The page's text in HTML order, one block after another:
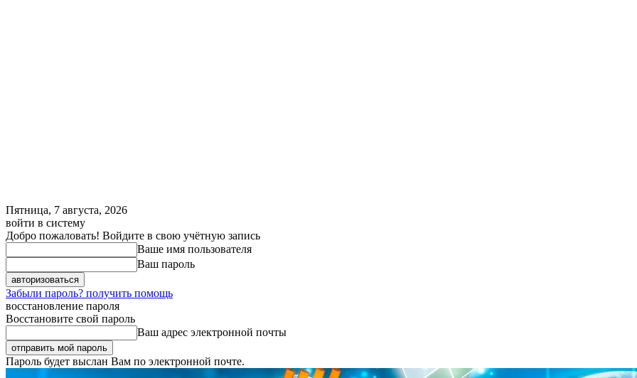
Пятница, 7 августа, 2026
войти в систему
Добро пожаловать! Войдите в свою учётную запись
Ваше имя пользователя
Ваш пароль
Забыли пароль? получить помощь
восстановление пароля
Восстановите свой пароль
Ваш адрес электронной почты
Пароль будет выслан Вам по электронной почте.